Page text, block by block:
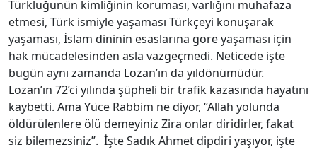
Türklüğünün kimliğinin koruması, varlığını muhafaza
etmesi, Türk ismiyle yaşaması Türkçeyi konuşarak
yaşaması, İslam dininin esaslarına göre yaşaması için
hak mücadelesinden asla vazgeçmedi. Neticede işte
bugün aynı zamanda Lozan’ın da yıldönümüdür.
Lozan’ın 72’ci yılında şüpheli bir trafik kazasında hayatını
kaybetti. Ama Yüce Rabbim ne diyor, “Allah yolunda
öldürülenlere ölü demeyiniz Zira onlar diridirler, fakat
siz bilemezsiniz”. İşte Sadık Ahmet dipdiri yaşıyor, işte